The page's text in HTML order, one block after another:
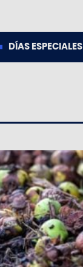
DÍAS ESPECIALES